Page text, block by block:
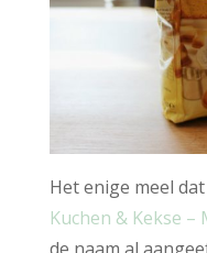
Het enige meel
Kuchen & Kekse –